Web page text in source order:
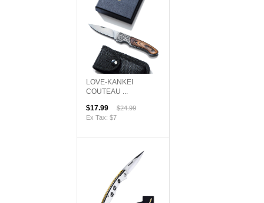
LOVE-KANKEI
COUTEAU ...
$17.99
$24.99
Ex Tax: $7